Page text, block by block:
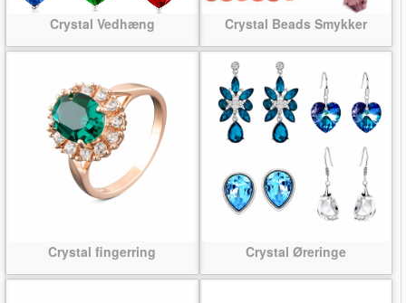
Crystal Vedhæng Crystal Beads Smykker
Crystal fingerring Crystal Øreringe